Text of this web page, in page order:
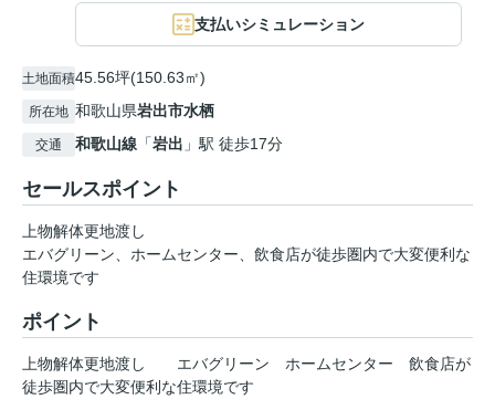
支払いシミュレーション
土地面積45.56坪(150.63㎡)
所在地 和歌山県岩出市水栖
交通 和歌山線 「岩出 」駅 徒歩17分
セールスポイント
上物解体更地渡し
エバグリーン、ホームセンター、飲食店が徒歩圏内で大変便利な
住環境です
ポイント
上物解体更地渡し エバグリーン ホームセンター
飲食店が
徒歩圏内で大変便利な住環境です